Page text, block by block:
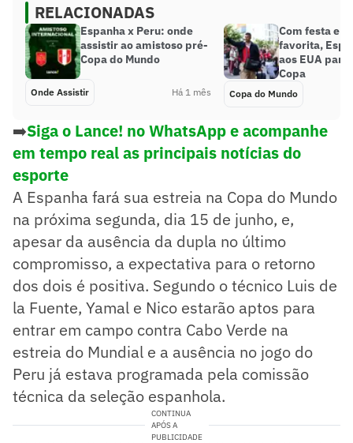
RELACIONADAS
Espanha x Peru: onde
assistir ao amistoso pré-
Copa do Mundo
Onde Assistir Há 1 mês
Com festa e
favorita,
aos EUA
Copa
Copa do Mundo
➡️Siga o Lance! no WhatsApp e acompanhe
em tempo real as principais notícias do
esporte
A Espanha fará sua estreia na Copa do Mundo
na próxima segunda, dia 15 de junho, e,
apesar da ausência da dupla no último
compromisso, a expectativa para o retorno
dos dois é positiva. Segundo o técnico Luis de
la Fuente, Yamal e Nico estarão aptos para
entrar em campo contra Cabo Verde na
estreia do Mundial e a ausência no jogo do
Peru já estava programada pela comissão
técnica da seleção espanhola.
CONTINUA
APÓS A
PUBLICIDADE